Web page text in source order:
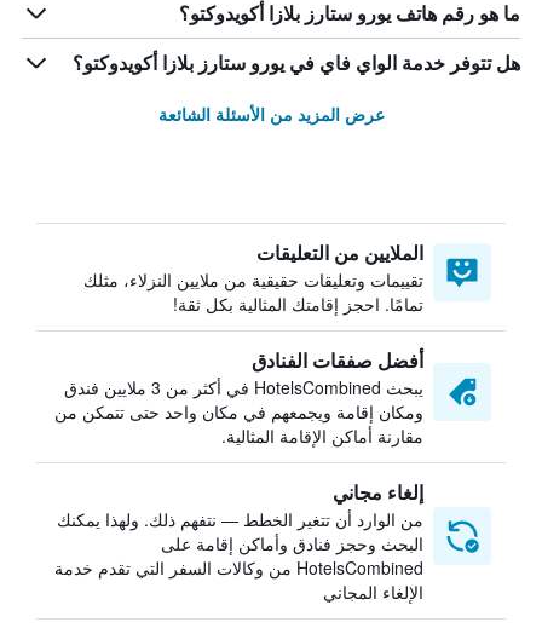
ما هو رقم هاتف يورو ستارز بلازا أكويدوكتو؟
هل تتوفر خدمة الواي فاي في يورو ستارز بلازا أكويدوكتو؟
عرض المزيد من الأسئلة الشائعة
الملايين من التعليقات
تقييمات وتعليقات حقيقية من ملايين النزلاء، مثلك
تمامًا. احجز إقامتك المثالية بكل ثقة!
أفضل صفقات الفنادق
يبحث HotelsCombined في أكثر من 3 ملايين فندق
ومكان إقامة ويجمعهم في مكان واحد حتى تتمكن من
مقارنة أماكن الإقامة المثالية.
إلغاء مجاني
من الوارد أن تتغير الخطط — نتفهم ذلك. ولهذا يمكنك
البحث وحجز فنادق وأماكن إقامة على
HotelsCombined من وكالات السفر التي تقدم خدمة
الإلغاء المجاني